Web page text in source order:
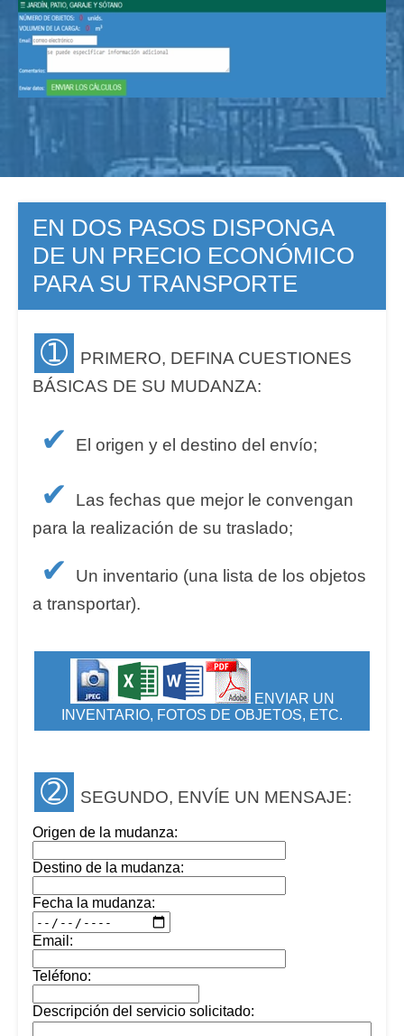
EN DOS PASOS DISPONGA
DE UN PRECIO ECONÓMICO
PARA SU TRANSPORTE
➀
PRIMERO, DEFINA CUESTIONES
BÁSICAS DE SU MUDANZA:
✔ El origen y el destino del envío;
✔
Las fechas que mejor le convengan
para la realización de su traslado;
✔
Un inventario (una lista de los objetos
a transportar).
ENVIAR UN
INVENTARIO, FOTOS DE OBJETOS, ETC.
➁ SEGUNDO, ENVÍE UN MENSAJE:
Origen de la mudanza:
Destino de la mudanza:
Fecha la mudanza:
Email:
Teléfono:
Descripción del servicio solicitado: